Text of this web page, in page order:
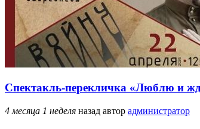
Спектакль-перекличка «Люблю и
4 месяца 1 неделя назад автор администратор